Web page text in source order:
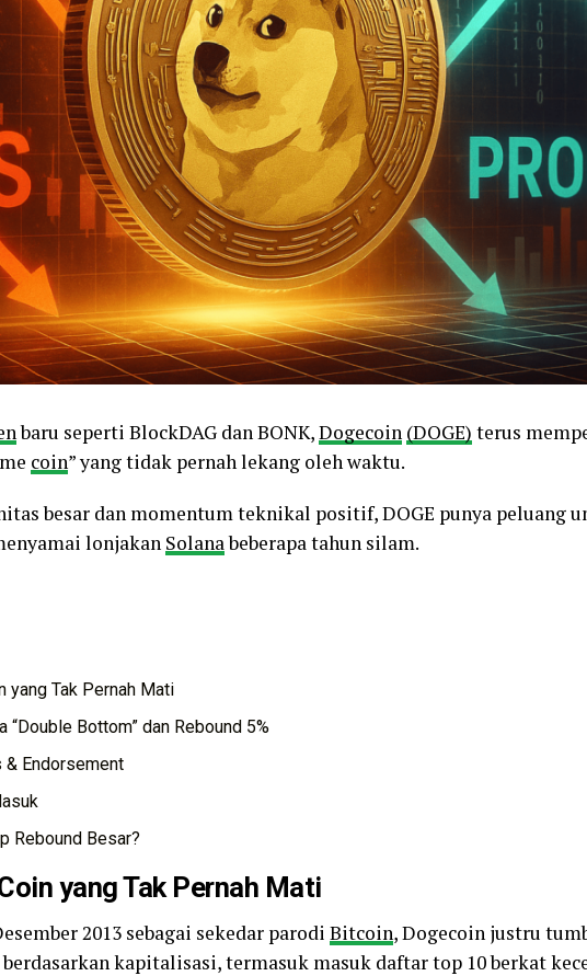
baru seperti BlockDAG dan BONK,Dogecoin (DOGE) terus
coin” yang tidak pernah lekang oleh waktu.
besar dan momentum teknikal positif, DOGE punya peluang
lonjakan Solanabeberapa tahun silam.
yang Tak Pernah Mati
“Double Bottom” dan Rebound 5%
& Endorsement
Rebound Besar?
yang Tak Pernah Mati
2013 sebagai sekedar parodi Bitcoin, Dogecoin justru
kapitalisasi, termasuk masuk daftar top 10 berkat